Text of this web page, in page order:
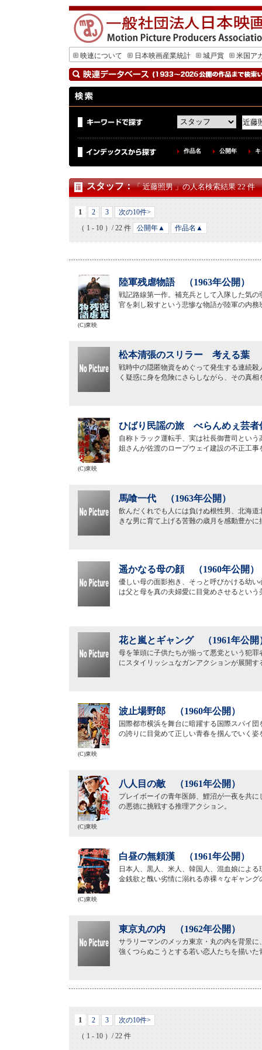
映連について 日本映画産業統計 城戸賞 米国ア
作品名 公開年
スタッフ：「 近藤照男 」の人名検索結果 22 件
1 2 3
次の10件>
（ 1 - 10 ）/ 22 件
公開年▲ 作品名▲
陸軍残虐物語 （1963年公開）
戦記路線第一作。補充兵として入隊した気
官を刺し殺すという悲惨な物語が陸軍の内
(C)東映
松本清張のスリラー 考える葉
戦時中の隠匿物資をめぐって発生する連続
く疑惑に身を危険にさらしながら、その真
ひばり民謡の旅 べらんめぇ芸者
自称トラック運転手、実は社長御曹司とい
姐さんが佐渡のロープウェイ建設の不正工事
(C)東映
馬喰一代 （1963年公開）
飲んだくれでも人には負けぬ根性男、北海
きな男に育て上げる苦難の歳月を感動豊かに
遥かなる母の顔 （1960年公開）
優しい母の面影抱き、そっと呼びかける幼
は父と母を真の夫婦愛に目覚めさせるという
花と嵐とギャング （1961年公開
母を筆頭に子供たちが揃って悪党という犯
にスタイリッシュなガンアクションが展開す
波止場野郎 （1960年公開）
国際都市横浜を舞台に暗躍する国際スパイ
の誇りに目覚めて正しい青春を掴んでいく
(C)東映
八人目の敵 （1961年公開）
プレイボーイの青年医師、鯉沼が一夜を共
の悪徳に挑戦する推理アクション。
(C)東映
白昼の無頼漢 （1961年公開）
日本人、黒人、米人、韓国人、混血娘によ
金銭欲と醜い劣情に溺れる赤裸々なギャン
(C)東映
東京丸の内 （1962年公開）
サラリーマンのメッカ東京・丸の内を背景
強くつらぬこうとする若い恋人たちを描いた
1 2 3
次の10件>
（ 1 - 10 ）/ 22 件